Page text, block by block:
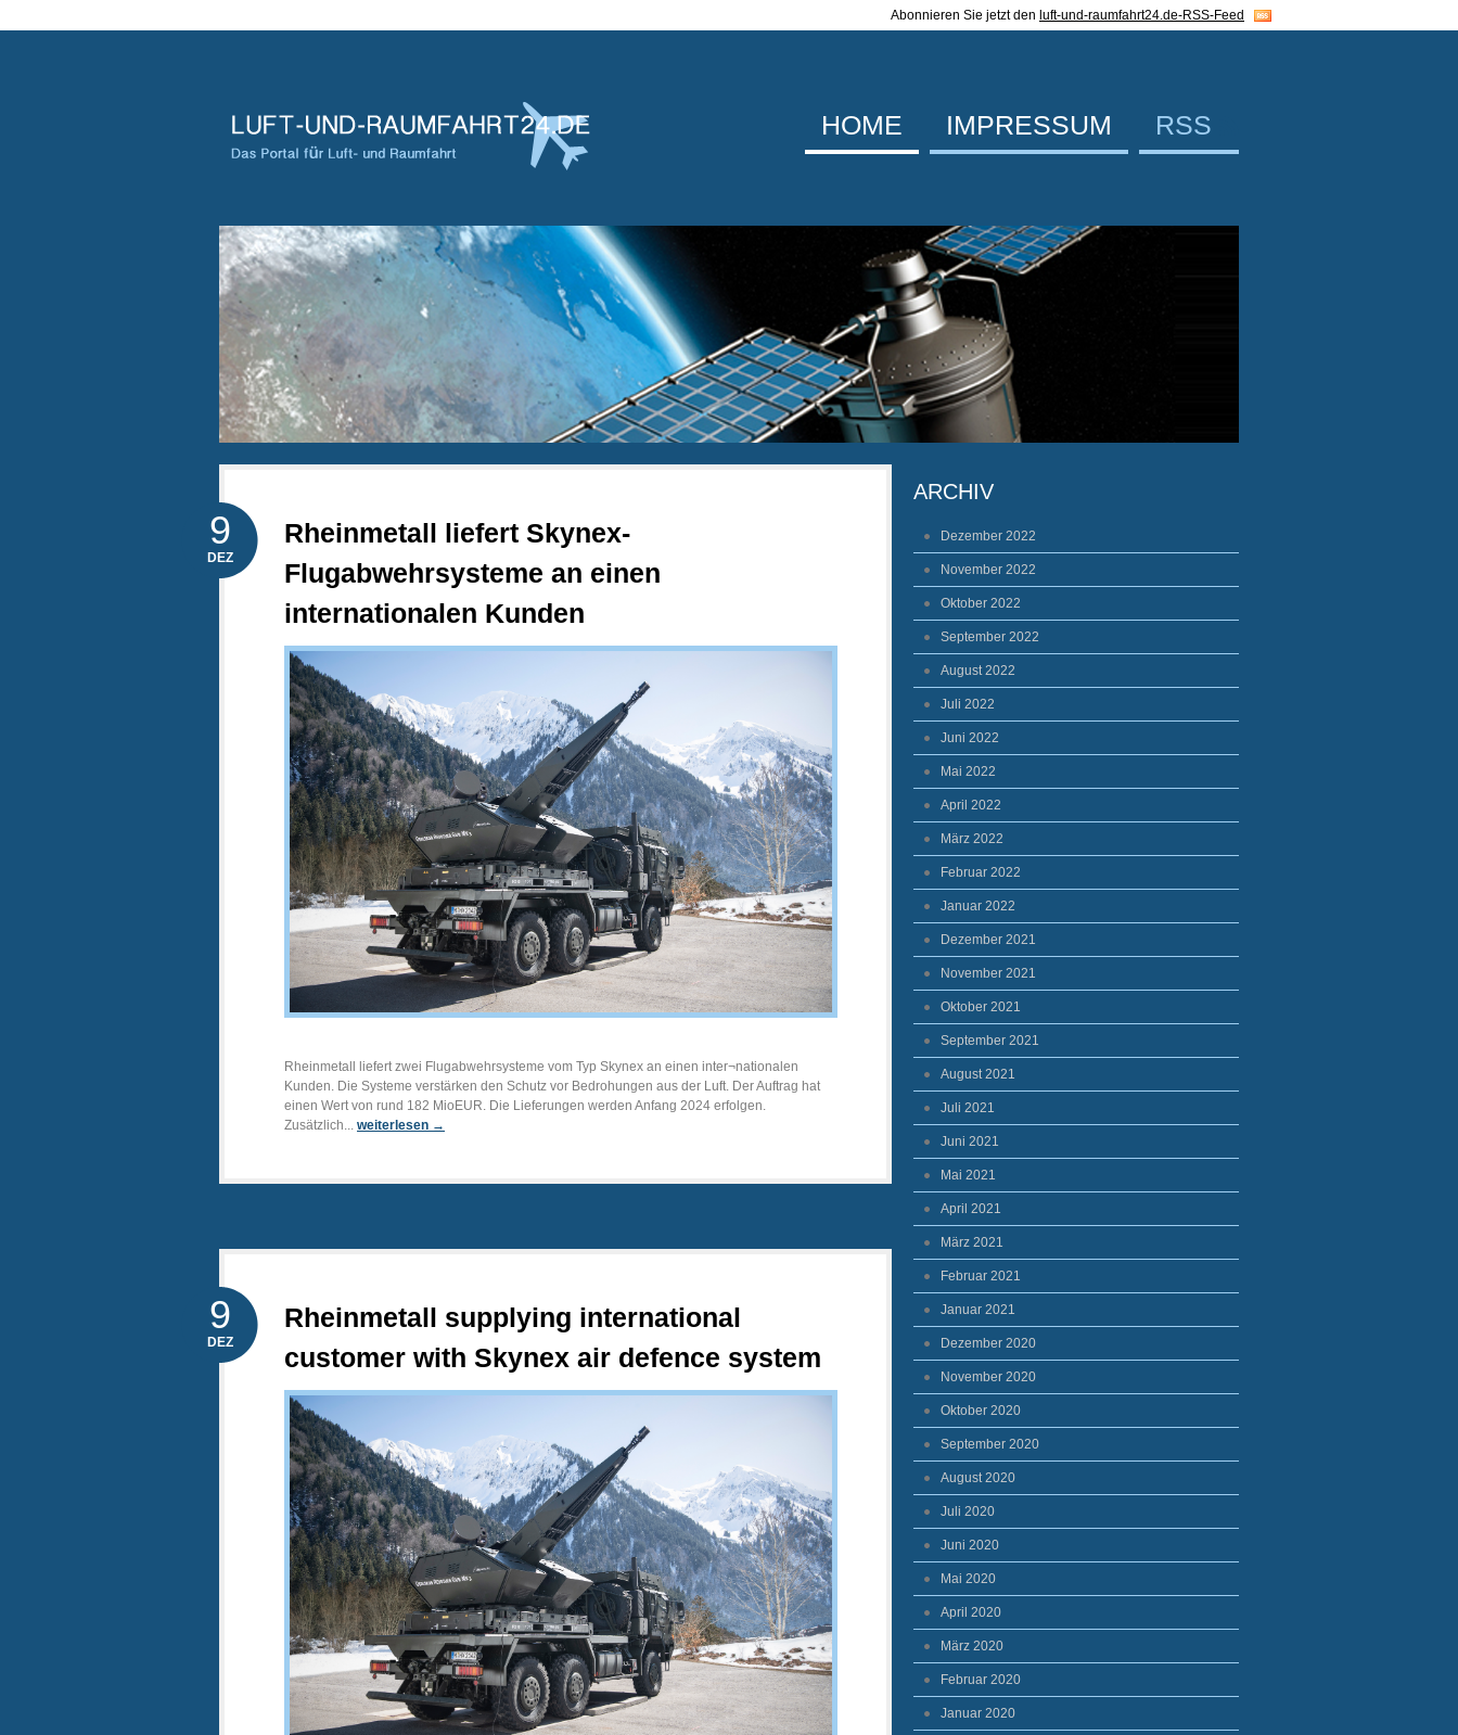
Abonnieren Sie jetzt den luft-und-raumfahrt24.de-RSS-Feed
HOME IMPRESSUM RSS
Rheinmetall liefert Skynex-
Flugabwehrsysteme an einen
internationalen Kunden
9
DEZ
Rheinmetall liefert zwei Flugabwehrsysteme vom Typ Skynex an einen inter¬nationalen
Kunden. Die Systeme verstärken den Schutz vor Bedrohungen aus der Luft. Der Auftrag hat
einen Wert von rund 182 MioEUR. Die Lieferungen werden Anfang 2024 erfolgen.
Zusätzlich... weiterlesen →
Rheinmetall supplying international
customer with Skynex air defence system
9
DEZ
ARCHIV
Dezember 2022
November 2022
Oktober 2022
September 2022
August 2022
Juli 2022
Juni 2022
Mai 2022
April 2022
März 2022
Februar 2022
Januar 2022
Dezember 2021
November 2021
Oktober 2021
September 2021
August 2021
Juli 2021
Juni 2021
Mai 2021
April 2021
März 2021
Februar 2021
Januar 2021
Dezember 2020
November 2020
Oktober 2020
September 2020
August 2020
Juli 2020
Juni 2020
Mai 2020
April 2020
März 2020
Februar 2020
Januar 2020